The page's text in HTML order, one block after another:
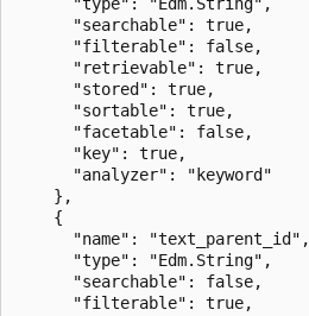
      "searchable": true,
      "filterable": false,
      "retrievable": true,
      "stored": true,
      "sortable": true,
      "facetable": false,
      "key": true,
      "analyzer": "keyword"
    },
    {
      "name": "text_parent_id",
      "type": "Edm.String",
      "searchable": false,
      "filterable": true,